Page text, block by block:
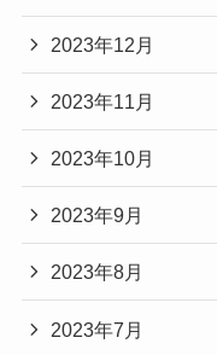
2023年12月
2023年11月
2023年10月
2023年9月
2023年8月
2023年7月